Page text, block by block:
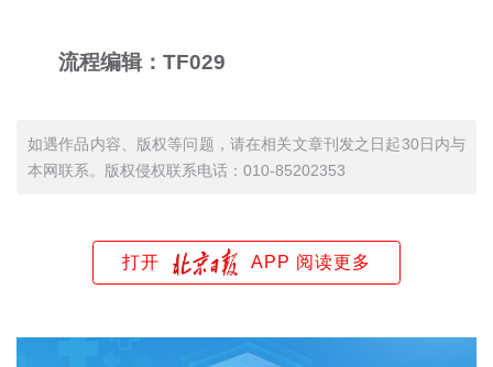
流程编辑：TF029
如遇作品内容、版权等问题，请在相关文章刊发之日起30日内与
本网联系。版权侵权联系电话：010-85202353
打开 APP 阅读更多